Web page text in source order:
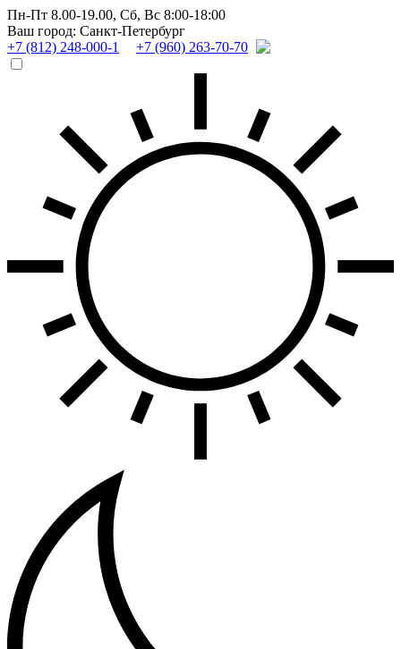
Пн-Пт 8.00-19.00, Сб, Вс 8:00-18:00
Ваш город: Санкт-Петербург
+7 (812) 248-000-1
+7 (960) 263-70-70